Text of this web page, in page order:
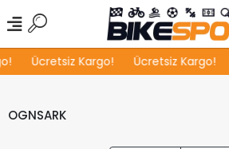
Ücretsiz Kargo! Ücretsiz Kargo!
OGNSARK